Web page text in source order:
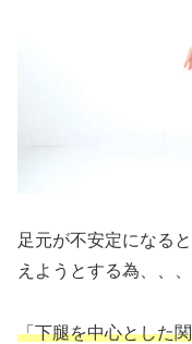
足元が不安定になる
えようとする為、、、
「下腿を中心とした